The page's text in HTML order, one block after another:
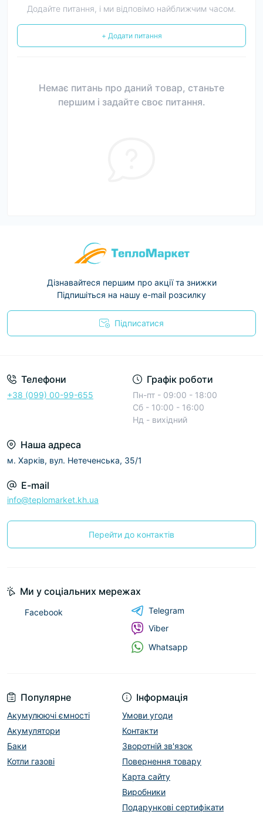
Додайте питання, і ми відповімо найближчим часом.
+ Додати питання
Немає питань про даний товар, станьте
першим і задайте своє питання.
Дізнавайтеся першим про акції та знижки
Підпишіться на нашу e-mail розсилку
Підписатися
Телефони
+38 (099) 00-99-655
Графік роботи
Пн-пт - 09:00 - 18:00
Сб - 10:00 - 16:00
Нд - вихідний
Наша адреса
м. Харків, вул. Нетеченська, 35/1
E-mail
info@teplomarket.kh.ua
Перейти до контактів
Популярне
Акумулюючі ємності
Акумулятори
Баки
Котли газові
Інформація
Умови угоди
Контакти
Зворотній зв'язок
Повернення товару
Карта сайту
Виробники
Подарункові сертифікати
Ми у соціальних мережах
Facebook
Telegram
Viber
Whatsapp